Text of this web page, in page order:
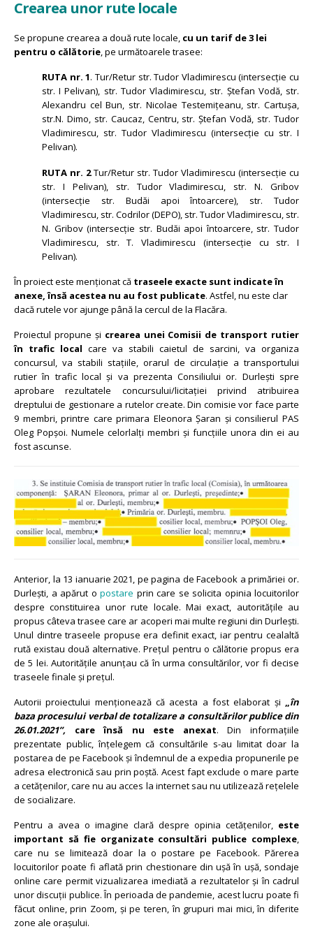
Crearea unor rute locale
Se propune crearea a două rute locale, cu un tarif de 3 lei
pentru o călătorie, pe următoarele trasee:
RUTA nr. 1. Tur/Retur str. Tudor Vladimirescu (intersecție cu
str. I Pelivan), str. Tudor Vladimirescu, str. Ștefan Vodă, str.
Alexandru cel Bun, str. Nicolae Testemițeanu, str. Cartușa,
str.N. Dimo, str. Caucaz, Centru, str. Ștefan Vodă, str. Tudor
Vladimirescu, str. Tudor Vladimirescu (intersecție cu str. I
Pelivan).
RUTA nr. 2Tur/Retur str. Tudor Vladimirescu (intersecție cu
str. I Pelivan), str. Tudor Vladimirescu, str. N. Gribov
(intersecție str. Budăi apoi întoarcere), str. Tudor
Vladimirescu, str. Codrilor (DEPO), str. Tudor Vladimirescu, str.
N. Gribov (intersecție str. Budăi apoi întoarcere, str. Tudor
Vladimirescu, str. T. Vladimirescu (intersecție cu str. I
Pelivan).
În proiect este menționat că traseele exacte sunt indicate în
anexe, însă acestea nu au fost publicate. Astfel, nu este clar
dacă rutele vor ajunge până la cercul de la Flacăra.
Proiectul propune și crearea unei Comisii de transport rutier
în trafic local care va stabili caietul de sarcini, va organiza
concursul, va stabili stațiile, orarul de circulație a transportului
rutier în trafic local și va prezenta Consiliului or. Durlești spre
aprobare rezultatele concursului/licitației privind atribuirea
dreptului de gestionare a rutelor create. Din comisie vor face parte
9 membri, printre care primara Eleonora Șaran și consilierul PAS
Oleg Popșoi. Numele celorlalți membri și funcțiile unora din ei au
fost ascunse.
Anterior, la 13 ianuarie 2021, pe pagina de Facebook a primăriei or.
Durlești, a apărut o postare prin care se solicita opinia locuitorilor
despre constituirea unor rute locale. Mai exact, autoritățile au
propus câteva trasee care ar acoperi mai multe regiuni din Durlești.
Unul dintre traseele propuse era definit exact, iar pentru cealaltă
rută existau două alternative. Prețul pentru o călătorie propus era
de 5 lei. Autoritățile anunțau că în urma consultărilor, vor fi decise
traseele finale și prețul.
Autorii proiectului menționează că acesta a fost elaborat și „în
baza procesului verbal de totalizare a consultărilor publice din
26.01.2021”, care însă nu este anexat. Din informațiile
prezentate public, înțelegem că consultările s-au limitat doar la
postarea de pe Facebook și îndemnul de a expedia propunerile pe
adresa electronică sau prin poștă. Acest fapt exclude o mare parte
a cetățenilor, care nu au acces la internet sau nu utilizează rețelele
de socializare.
Pentru a avea o imagine clară despre opinia cetățenilor, este
important să fie organizate consultări publice complexe,
care nu se limitează doar la o postare pe Facebook. Părerea
locuitorilor poate fi aflată prin chestionare din ușă în ușă, sondaje
online care permit vizualizarea imediată a rezultatelor și în cadrul
unor discuții publice. În perioada de pandemie, acest lucru poate fi
făcut online, prin Zoom, și pe teren, în grupuri mai mici, în diferite
zone ale orașului.